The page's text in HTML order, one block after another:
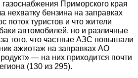
газоснабжения Приморского края
бензина на заправках
поток туристов и что жители
автомобилей, но и различные
того, что частные АЗС повышали
ажиотаж на заправках АО
— на них приходится почти
(130 из 295).